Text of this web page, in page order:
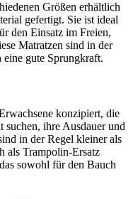
Größen erhältlich
gefertigt. Sie ist ideal
den Einsatz im Freien,
Matratzen sind in der
gute Sprungkraft.
konzipiert, die
ihre Ausdauer und
in der Regel kleiner als
als Trampolin-Ersatz
sowohl für den Bauch